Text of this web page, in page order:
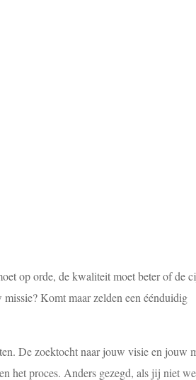
op orde, de kwaliteit moet beter of de
Komt maar zelden een éénduidig
De zoektocht naar jouw visie en jouw
het proces. Anders gezegd, als jij niet